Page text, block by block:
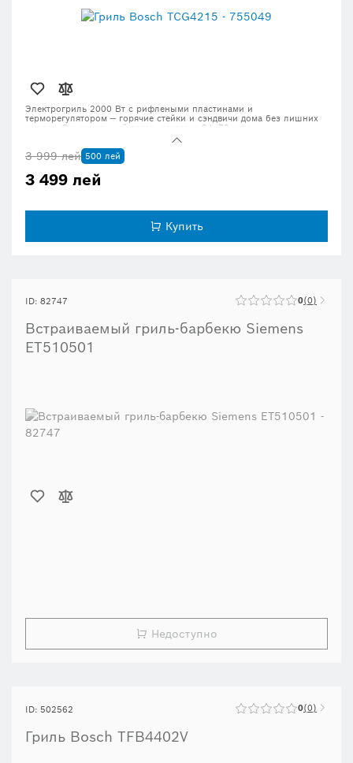
Электрогриль 2000 Вт с рифлеными пластинами и
терморегулятором — горячие стейки и сэндвичи дома без лишних
хлопот. Оригинальный товар, доставка 24–72 часа.
3 999 лей 500 лей
3 499 лей
Купить
ID: 82747 0 0
Встраиваемый гриль-барбекю Siemens
ET510501
Недоступно
ID: 502562 0 0
Гриль Bosch TFB4402V